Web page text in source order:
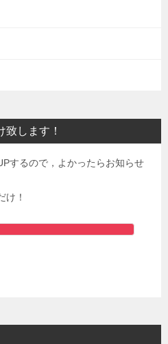
致します！
するので，よかったらお知らせ
け！